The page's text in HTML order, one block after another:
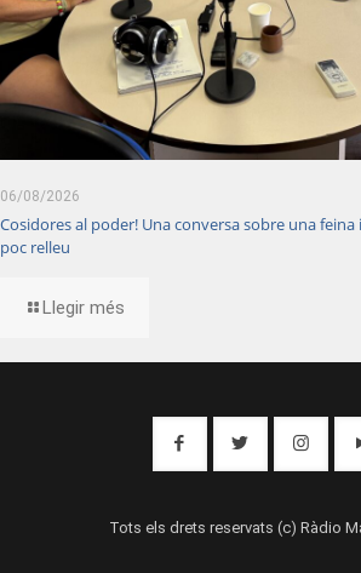
06/08/2026
Cosidores al poder! Una conversa sobre una
poc relleu
Llegir més
Tots els drets reservats (c) Ràdio